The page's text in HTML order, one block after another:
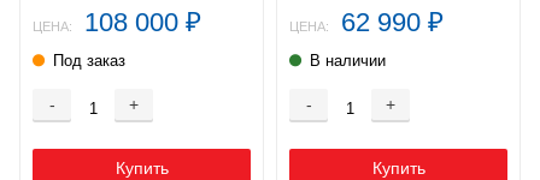
ЦЕНА: 108 000 ₽
Под заказ
- +
Купить
ЦЕНА: 62 990 ₽
В наличии
- +
Купить